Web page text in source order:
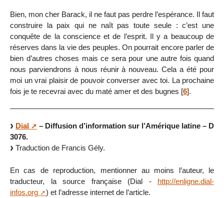
Bien, mon cher Barack, il ne faut pas perdre l’espérance. Il faut
construire la paix qui ne naît pas toute seule : c’est une
conquête de la conscience et de l’esprit. Il y a beaucoup de
réserves dans la vie des peuples. On pourrait encore parler de
bien d’autres choses mais ce sera pour une autre fois quand
nous parviendrons à nous réunir à nouveau. Cela a été pour
moi un vrai plaisir de pouvoir converser avec toi. La prochaine
fois je te recevrai avec du maté amer et des bugnes [6].
Dial
– Diffusion d’information sur l’Amérique latine – D
3076.
Traduction de Francis Gély.
En cas de reproduction, mentionner au moins l’auteur, le
traducteur, la source française (Dial - http://enligne.dial-
infos.org
) et l’adresse internet de l’article.